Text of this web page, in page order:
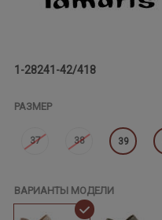
1-28241-42/418
РАЗМЕР
37 38 39
ВАРИАНТЫ МОДЕЛИ